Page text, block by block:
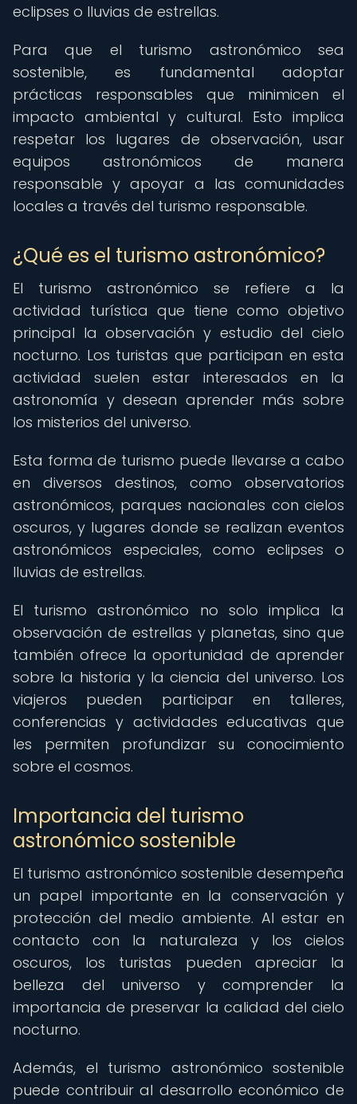
eclipses o lluvias de estrellas.
Para que el turismo astronómico sea
sostenible, es fundamental adoptar
prácticas responsables que minimicen el
impacto ambiental y cultural. Esto implica
respetar los lugares de observación, usar
equipos astronómicos de manera
responsable y apoyar a las comunidades
locales a través del turismo responsable.
¿Qué es el turismo astronómico?
El turismo astronómico se refiere a la
actividad turística que tiene como objetivo
principal la observación y estudio del cielo
nocturno. Los turistas que participan en esta
actividad suelen estar interesados en la
astronomía y desean aprender más sobre
los misterios del universo.
Esta forma de turismo puede llevarse a cabo
en diversos destinos, como observatorios
astronómicos, parques nacionales con cielos
oscuros, y lugares donde se realizan eventos
astronómicos especiales, como eclipses o
lluvias de estrellas.
El turismo astronómico no solo implica la
observación de estrellas y planetas, sino que
también ofrece la oportunidad de aprender
sobre la historia y la ciencia del universo. Los
viajeros pueden participar en talleres,
conferencias y actividades educativas que
les permiten profundizar su conocimiento
sobre el cosmos.
Importancia del turismo
astronómico sostenible
El turismo astronómico sostenible desempeña
un papel importante en la conservación y
protección del medio ambiente. Al estar en
contacto con la naturaleza y los cielos
oscuros, los turistas pueden apreciar la
belleza del universo y comprender la
importancia de preservar la calidad del cielo
nocturno.
Además, el turismo astronómico sostenible
puede contribuir al desarrollo económico de